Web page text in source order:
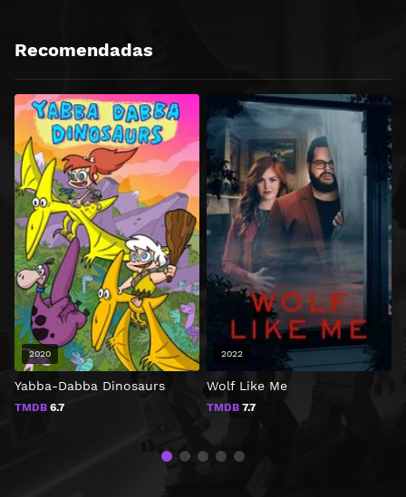
Recomendadas
Yabba-Dabba Dinosaurs
TMDB 6.7
2020
Wolf Like Me
TMDB 7.7
2022